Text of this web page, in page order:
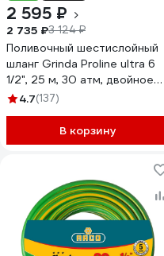
2 595 ₽
2 735 ₽3 124 ₽
Поливочный шестислойный
шланг Grinda Proline ultra 6
1/2", 25 м, 30 атм, двойное
армирование 429009-1/2-25
4.7(137)
В корзину